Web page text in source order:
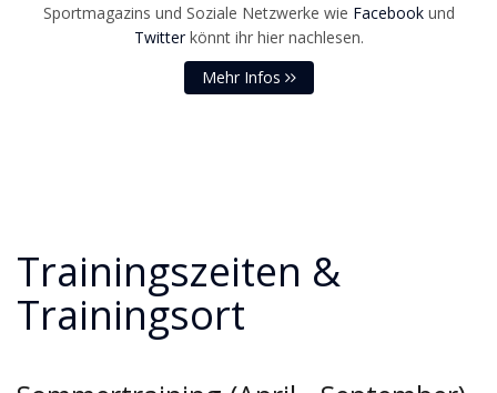
Sportmagazins und Soziale Netzwerke wie Facebookund
Twitterkönnt ihr hier nachlesen.
Mehr Infos
Trainingszeiten &
Trainingsort